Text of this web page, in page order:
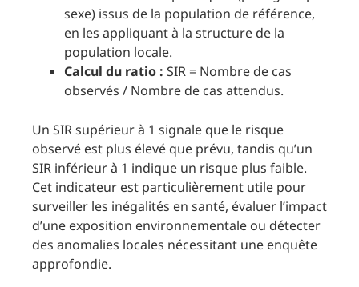
sexe) issus de la population de référence,
en les appliquant à la structure de la
population locale.
Calcul du ratio : SIR = Nombre de cas
observés / Nombre de cas attendus.
Un SIR supérieur à 1 signale que le risque
observé est plus élevé que prévu, tandis qu’un
SIR inférieur à 1 indique un risque plus faible.
Cet indicateur est particulièrement utile pour
surveiller les inégalités en santé, évaluer l’impact
d’une exposition environnementale ou détecter
des anomalies locales nécessitant une enquête
approfondie.